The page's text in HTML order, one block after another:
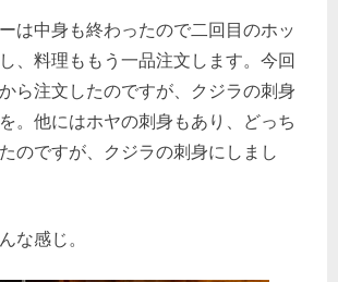
は中身も終わったので二回目のホッ
、料理ももう一品注文します。今回
ら注文したのですが、クジラの刺身
。他にはホヤの刺身もあり、どっち
のですが、クジラの刺身にしまし
な感じ。